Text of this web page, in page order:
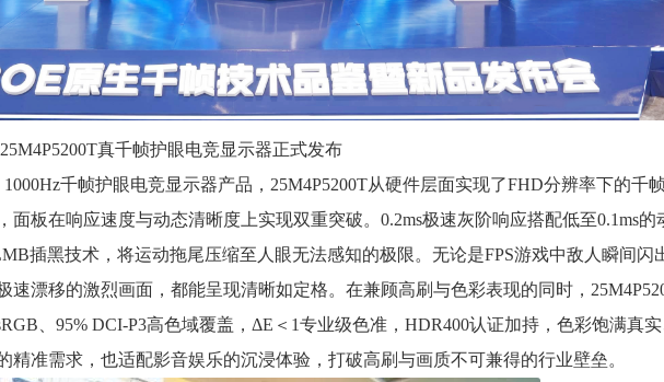
真千帧护眼电竞显示器正式发布
千帧护眼电竞显示器产品，25M4P5200T从硬件层面实现了FHD分辨率下的千
面板在响应速度与动态清晰度上实现双重突破。0.2ms极速灰阶响应搭配低至0.1ms的
插黑技术，将运动拖尾压缩至人眼无法感知的极限。无论是FPS游戏中敌人瞬间闪
速漂移的激烈画面，都能呈现清晰如定格。在兼顾高刷与色彩表现的同时，
、95% DCI-P3高色域覆盖，ΔE＜1专业级色准，HDR400认证加持，色彩饱满真
精准需求，也适配影音娱乐的沉浸体验，打破高刷与画质不可兼得的行业壁垒。